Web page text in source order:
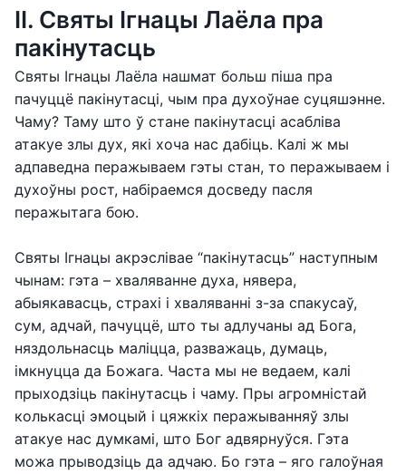
ІІ. Святы Ігнацы Лаёла пра
пакінутасць
Святы Ігнацы Лаёла нашмат больш піша пра
пачуццё пакінутасці, чым пра духоўнае суцяшэнне.
Чаму? Таму што ў стане пакінутасці асабліва
атакуе злы дух, які хоча нас дабіць. Калі ж мы
адпаведна перажываем гэты стан, то перажываем і
духоўны рост, набіраемся досведу пасля
перажытага бою.
Святы Ігнацы акрэслівае “пакінутасць” наступным
чынам: гэта – хваляванне духа, нявера,
абыякавасць, страхі і хваляванні з-за спакусаў,
сум, адчай, пачуццё, што ты адлучаны ад Бога,
няздольнасць маліцца, разважаць, думаць,
імкнуцца да Божага. Часта мы не ведаем, калі
прыходзіць пакінутасць і чаму. Пры агромністай
колькасці эмоцый і цяжкіх перажыванняў злы
атакуе нас думкамі, што Бог адвярнуўся. Гэта
можа прыводзіць да адчаю. Бо гэта – яго галоўная